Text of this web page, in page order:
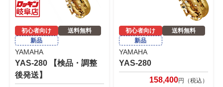
初心者向け
送料無料
新品
YAMAHA
YAS-280 【検品・調整
後発送】
初心者向け
送料無料
新品
YAMAHA
YAS-280
158,400円（税込）